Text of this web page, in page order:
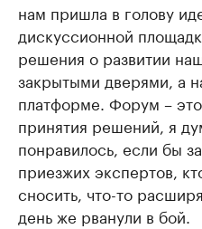
нам пришла в голову
дискуссионной
решения о развитии
закрытыми дверями, а
платформе. Форум –
принятия решений, я
понравилось, если бы
приезжих экспертов,
сносить, что-то
день же рванули в бой.